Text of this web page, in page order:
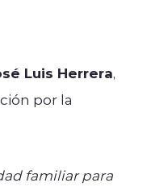
Luis Herrera,
por la
familiar para